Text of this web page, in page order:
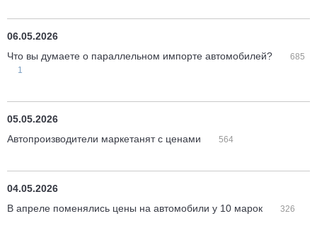
06.05.2026
Что вы думаете о параллельном импорте автомобилей?
685
1
05.05.2026
Автопроизводители маркетанят с ценами
564
04.05.2026
В апреле поменялись цены на автомобили у 10 марок
326